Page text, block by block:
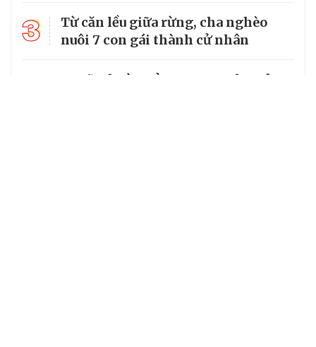
3
Từ căn lều giữa rừng, cha nghèo
nuôi 7 con gái thành cử nhân
14 xã, phường ở Lạng Sơn chưa đạt